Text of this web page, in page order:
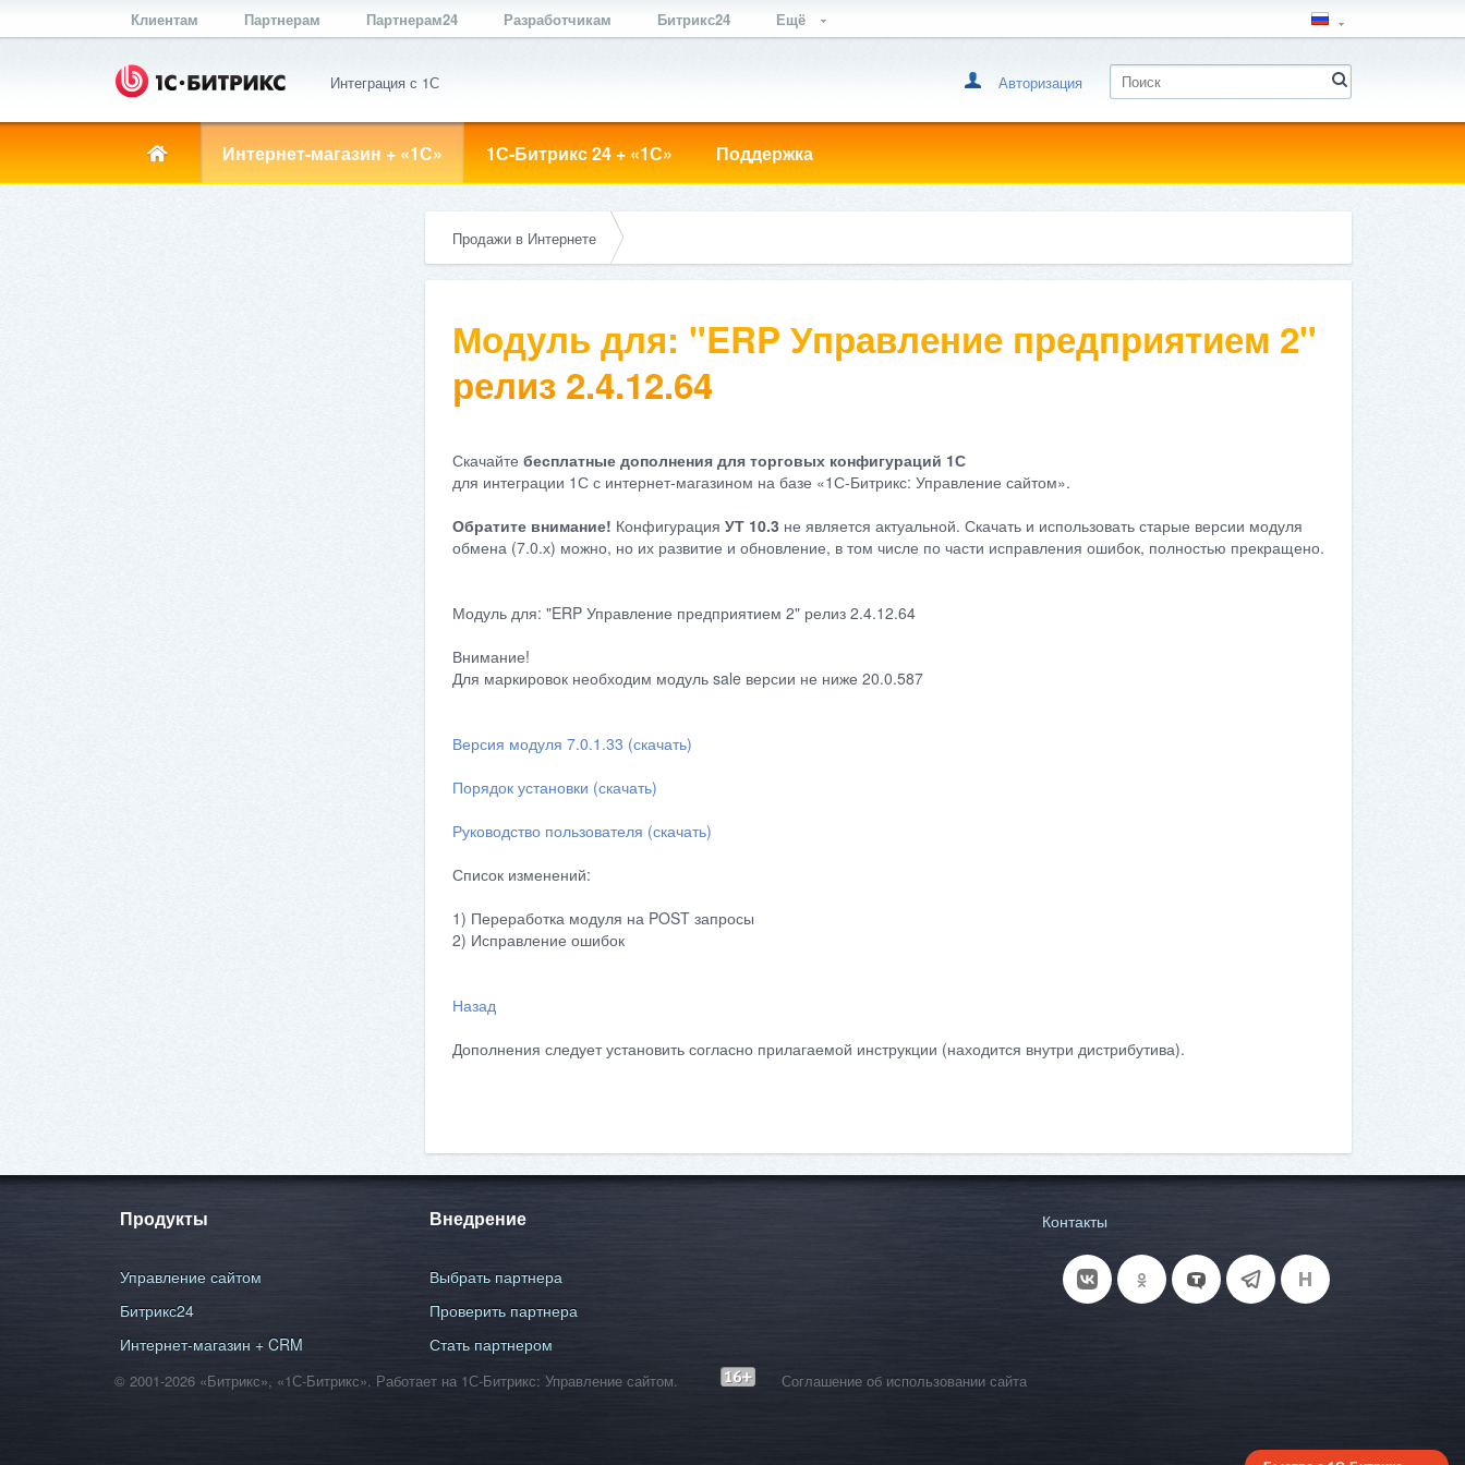
Клиентам Партнерам Партнерам24 Разработчикам Битрикс24 Ещё
Интеграция с 1С Авторизация
Интернет-магазин + «1С» 1С-Битрикс 24 + «1С» Поддержка
Продажи в Интернете
Модуль для: "ERP Управление предприятием 2"
релиз 2.4.12.64
Скачайте бесплатные дополнения для торговых конфигураций 1С
для интеграции 1С с интернет-магазином на базе «1С-Битрикс: Управление сайтом».
Обратите внимание! Конфигурация УТ 10.3 не является актуальной. Скачать и использовать старые версии модуля
обмена (7.0.х) можно, но их развитие и обновление, в том числе по части исправления ошибок, полностью прекращено.
Модуль для: "ERP Управление предприятием 2" релиз 2.4.12.64
Внимание!
Для маркировок необходим модуль sale версии не ниже 20.0.587
Версия модуля 7.0.1.33 (скачать)
Порядок установки (скачать)
Руководство пользователя (скачать)
Список изменений:
1) Переработка модуля на POST запросы
2) Исправление ошибок
Назад
Дополнения следует установить согласно прилагаемой инструкции (находится внутри дистрибутива).
Продукты
Управление сайтом
Битрикс24
Интернет-магазин + CRM
Внедрение
Выбрать партнера
Проверить партнера
Стать партнером
Контакты
© 2001-2026 «Битрикс», «1С-Битрикс». Работает на 1С-Битрикс: Управление сайтом. Соглашение об использовании сайта